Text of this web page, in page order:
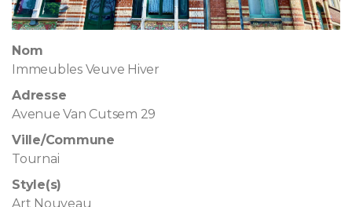
Nom
Immeubles Veuve Hiver
Adresse
Avenue Van Cutsem 29
Ville/Commune
Tournai
Style(s)
Art Nouveau